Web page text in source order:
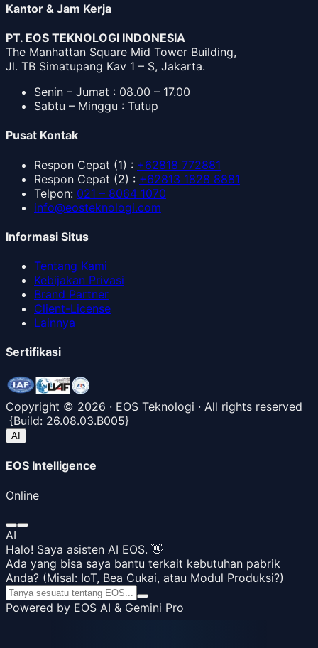
Kantor & Jam Kerja
PT. EOS TEKNOLOGI INDONESIA
The Manhattan Square Mid Tower Building,
Jl. TB Simatupang Kav 1 – S, Jakarta.
Senin – Jumat : 08.00 – 17.00
Sabtu – Minggu : Tutup
Pusat Kontak
Respon Cepat (1) : +62818 772881
Respon Cepat (2) : +62813 1828 8881
Telpon: 021 – 8064 1070
info@eosteknologi.com
Informasi Situs
Tentang Kami
Kebijakan Privasi
Brand Partner
Client-License
Lainnya
Sertifikasi
Copyright © 2026 · EOS Teknologi · All rights reserved
{Build: 26.08.03.B005}
AI
EOS Intelligence
Online
AI
Halo! Saya asisten AI EOS. 👋
Ada yang bisa saya bantu terkait kebutuhan pabrik
Anda? (Misal: IoT, Bea Cukai, atau Modul Produksi?)
Powered by EOS AI & Gemini Pro